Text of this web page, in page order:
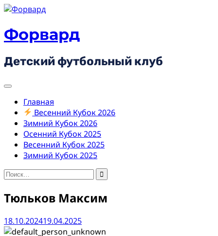
Skip
content
Форвард
Детский футбольный клуб
Главная
Весенний Кубок 2026
Зимний Кубок 2026
Осенний Кубок 2025
Весенний Кубок 2025
Зимний Кубок 2025
Найти:
Тюльков Максим
18.10.202419.04.2025